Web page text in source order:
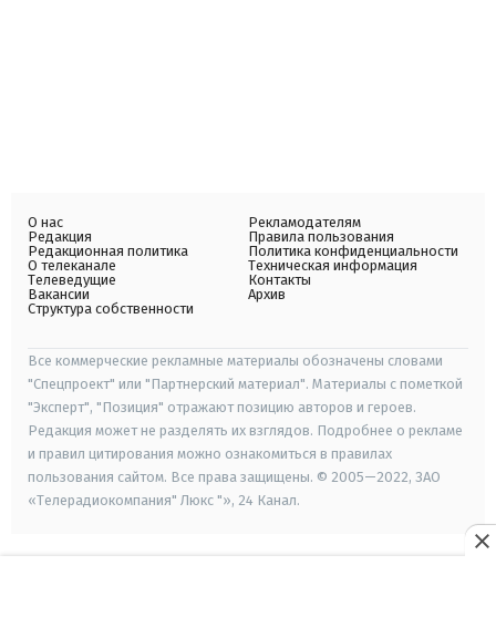
О нас
Редакция
Редакционная политика
О телеканале
Телеведущие
Вакансии
Структура собственности
Рекламодателям
Правила пользования
Политика конфиденциальности
Техническая информация
Контакты
Архив
Все коммерческие рекламные материалы обозначены словами
"Спецпроект" или "Партнерский материал". Материалы с пометкой
"Эксперт", "Позиция" отражают позицию авторов и героев.
Редакция может не разделять их взглядов. Подробнее о рекламе
и правил цитирования можно ознакомиться в правилах
пользования сайтом. Все права защищены. © 2005—2022, ЗАО
«Телерадиокомпания" Люкс "», 24 Канал.